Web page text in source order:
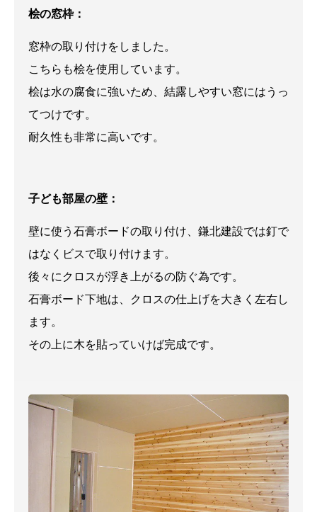
桧の窓枠：
窓枠の取り付けをしました。
こちらも桧を使用しています。
桧は水の腐食に強いため、結露しやすい窓にはうっ
てつけです。
耐久性も非常に高いです。
子ども部屋の壁：
壁に使う石膏ボードの取り付け、鎌北建設では釘で
はなくビスで取り付けます。
後々にクロスが浮き上がるの防ぐ為です。
石膏ボード下地は、クロスの仕上げを大きく左右し
ます。
その上に木を貼っていけば完成です。